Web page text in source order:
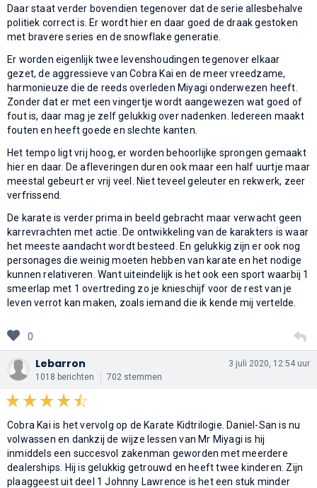
Daar staat verder bovendien tegenover dat de serie allesbehalve
politiek correct is. Er wordt hier en daar goed de draak gestoken
met bravere series en de snowflake generatie.
Er worden eigenlijk twee levenshoudingen tegenover elkaar
gezet, de aggressieve van Cobra Kai en de meer vreedzame,
harmonieuze die de reeds overleden Miyagi onderwezen heeft.
Zonder dat er met een vingertje wordt aangewezen wat goed of
fout is, daar mag je zelf gelukkig over nadenken. Iedereen maakt
fouten en heeft goede en slechte kanten.
Het tempo ligt vrij hoog, er worden behoorlijke sprongen gemaakt
hier en daar. De afleveringen duren ook maar een half uurtje maar
meestal gebeurt er vrij veel. Niet teveel geleuter en rekwerk, zeer
verfrissend.
De karate is verder prima in beeld gebracht maar verwacht geen
karrevrachten met actie. De ontwikkeling van de karakters is waar
het meeste aandacht wordt besteed. En gelukkig zijn er ook nog
personages die weinig moeten hebben van karate en het nodige
kunnen relativeren. Want uiteindelijk is het ook een sport waarbij 1
smeerlap met 1 overtreding zo je knieschijf voor de rest van je
leven verrot kan maken, zoals iemand die ik kende mij vertelde.
0
Lebarron
1018 berichten 702 stemmen
3 juli 2020, 12:54 uur
Cobra Kai is het vervolg op de Karate Kidtrilogie. Daniel-San is nu
volwassen en dankzij de wijze lessen van Mr Miyagi is hij
inmiddels een succesvol zakenman geworden met meerdere
dealerships. Hij is gelukkig getrouwd en heeft twee kinderen. Zijn
plaaggeest uit deel 1 Johnny Lawrence is het een stuk minder